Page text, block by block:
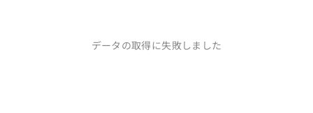
データの取得に失敗しました